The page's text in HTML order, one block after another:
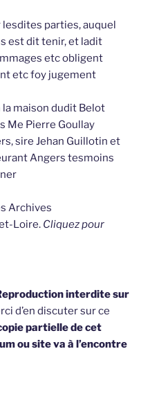
parties, auquel
est dit tenir, et ladit
etc obligent
etc foy jugement
maison dudit Belot
Me Pierre Goullay
sire Jehan Guillotin et
Angers tesmoins
Archives
Loire. Cliquez pour
interdite sur
d’en discuter sur ce
partielle de cet
ou site va à l’encontre